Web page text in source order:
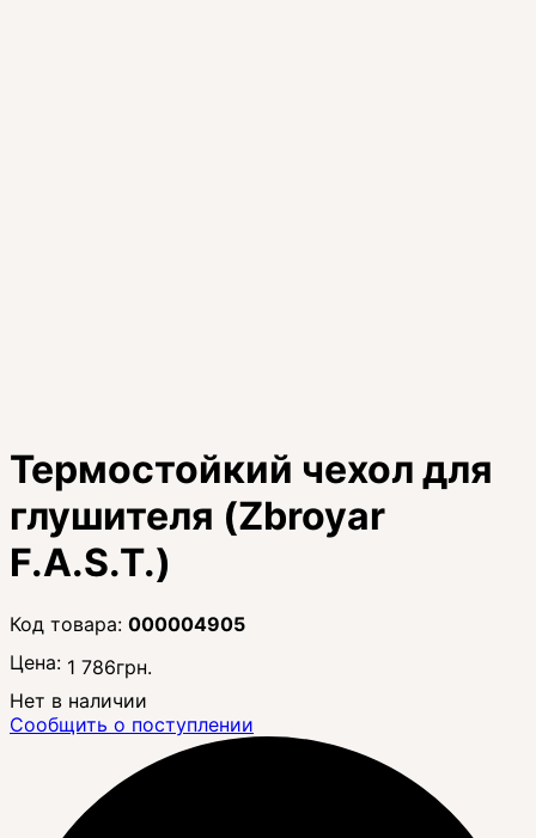
Термостойкий чехол для
глушителя (Zbroyar
F.A.S.T.)
000004905
Цена: 1 786грн.
Нет в наличии
Сообщить о поступлении